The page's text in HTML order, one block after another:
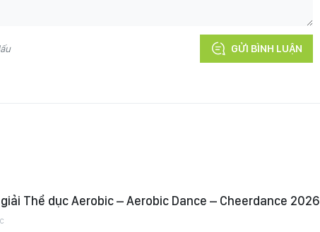
GỬI BÌNH LUẬN
Thể dục Aerobic – Aerobic Dance – Cheerdance 2026